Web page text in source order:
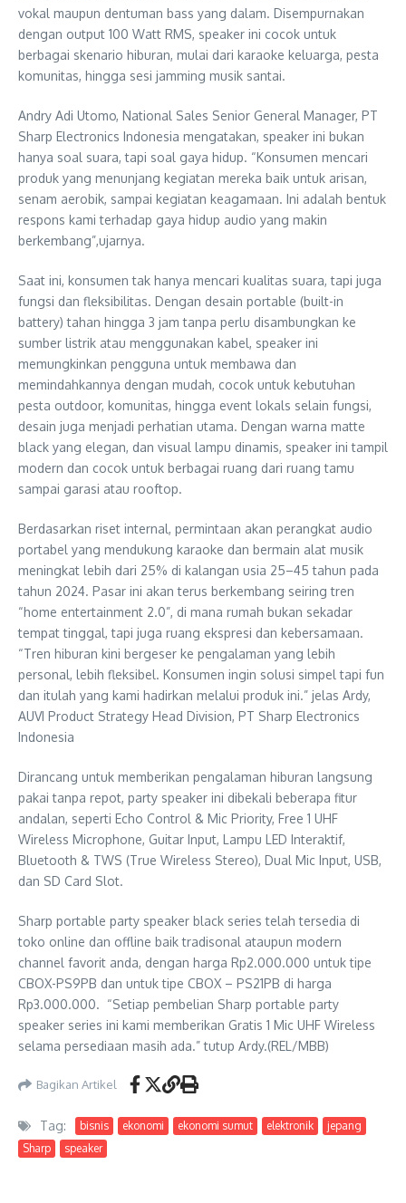
vokal maupun dentuman bass yang dalam. Disempurnakan
dengan output 100 Watt RMS, speaker ini cocok untuk
berbagai skenario hiburan, mulai dari karaoke keluarga, pesta
komunitas, hingga sesi jamming musik santai.
Andry Adi Utomo, National Sales Senior General Manager, PT
Sharp Electronics Indonesia mengatakan, speaker ini bukan
hanya soal suara, tapi soal gaya hidup. “Konsumen mencari
produk yang menunjang kegiatan mereka baik untuk arisan,
senam aerobik, sampai kegiatan keagamaan. Ini adalah bentuk
respons kami terhadap gaya hidup audio yang makin
berkembang”,ujarnya.
Saat ini, konsumen tak hanya mencari kualitas suara, tapi juga
fungsi dan fleksibilitas. Dengan desain portable (built-in
battery) tahan hingga 3 jam tanpa perlu disambungkan ke
sumber listrik atau menggunakan kabel, speaker ini
memungkinkan pengguna untuk membawa dan
memindahkannya dengan mudah, cocok untuk kebutuhan
pesta outdoor, komunitas, hingga event lokals selain fungsi,
desain juga menjadi perhatian utama. Dengan warna matte
black yang elegan, dan visual lampu dinamis, speaker ini tampil
modern dan cocok untuk berbagai ruang dari ruang tamu
sampai garasi atau rooftop.
Berdasarkan riset internal, permintaan akan perangkat audio
portabel yang mendukung karaoke dan bermain alat musik
meningkat lebih dari 25% di kalangan usia 25–45 tahun pada
tahun 2024. Pasar ini akan terus berkembang seiring tren
“home entertainment 2.0”, di mana rumah bukan sekadar
tempat tinggal, tapi juga ruang ekspresi dan kebersamaan.
“Tren hiburan kini bergeser ke pengalaman yang lebih
personal, lebih fleksibel. Konsumen ingin solusi simpel tapi fun
dan itulah yang kami hadirkan melalui produk ini.” jelas Ardy,
AUVI Product Strategy Head Division, PT Sharp Electronics
Indonesia
Dirancang untuk memberikan pengalaman hiburan langsung
pakai tanpa repot, party speaker ini dibekali beberapa fitur
andalan, seperti Echo Control & Mic Priority, Free 1 UHF
Wireless Microphone, Guitar Input, Lampu LED Interaktif,
Bluetooth & TWS (True Wireless Stereo), Dual Mic Input, USB,
dan SD Card Slot.
Sharp portable party speaker black series telah tersedia di
toko online dan offline baik tradisonal ataupun modern
channel favorit anda, dengan harga Rp2.000.000 untuk tipe
CBOX-PS9PB dan untuk tipe CBOX – PS21PB di harga
Rp3.000.000. “Setiap pembelian Sharp portable party
speaker series ini kami memberikan Gratis 1 Mic UHF Wireless
selama persediaan masih ada.” tutup Ardy.(REL/MBB)
Bagikan Artikel
Tag: bisnis ekonomi ekonomi sumut elektronik
jepang
Sharp
speaker